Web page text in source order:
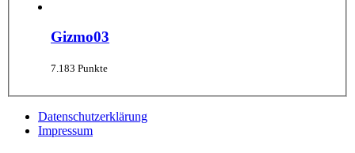
Gizmo03
7.183 Punkte
Datenschutzerklärung
Impressum